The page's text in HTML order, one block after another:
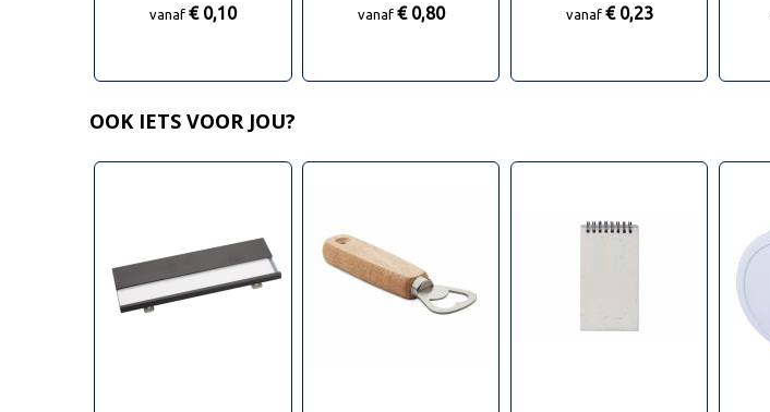
vanaf € 0,10 vanaf € 0,80 vanaf € 0,23
OOK IETS VOOR JOU?